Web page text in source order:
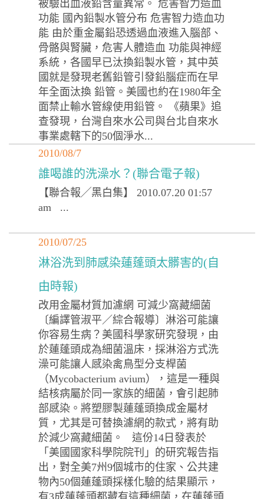
被驗出血液鉛含量異常。 危害智力造血
功能 國內鉛製水管分布 危害智力造血功
能 由於重金屬鉛恐透過血液進入腦部、
骨骼與腎臟，危害人體造血 功能與神經
系統，各國早已汰換鉛製水管，其中英
國就是發現老舊鉛管引發鉛腦症而在早
年全面汰換 鉛管。美國也約在1980年全
面禁止輸水管線使用鉛管。 《蘋果》追
查發現，台灣自來水公司與台北自來水
事業處轄下的50個淨水...
2010/08/7
誰喝誰的洗澡水？(聯合電子報)
【聯合報╱黑白集】 2010.07.20 01:57
am ...
2010/07/25
淋浴洗到肺感染蓮蓬頭太髒害的(自
由時報)
改用金屬材質加濾網 可減少窩藏細菌
〔編譯管淑平／綜合報導〕淋浴可能讓
你容易生病？美國科學家研究發現，由
於蓮蓬頭成為細菌溫床，採淋浴方式洗
澡可能讓人感染禽鳥型分支桿菌
（Mycobacterium avium），這是一種與
結核病屬於同一家族的細菌，會引起肺
部感染。將塑膠製蓮蓬頭換成金屬材
質，尤其是可替換濾網的款式，將有助
於減少窩藏細菌。 這份14日發表於
「美國國家科學院院刊」的研究報告指
出，對全美7州9個城市的住家、公共建
物內50個蓮蓬頭採樣化驗的結果顯示，
有3成蓮蓬頭都藏有這種細菌，在蓮蓬頭